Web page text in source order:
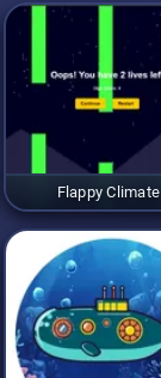
Flappy Climate